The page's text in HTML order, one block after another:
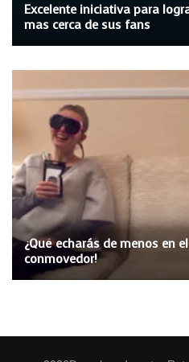
Excelente iniciativa para
mas cerca de sus fans
¿Qué echarás de menos en
conmovedor!